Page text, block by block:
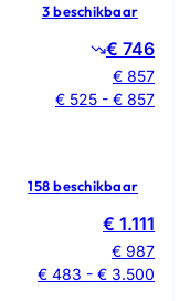
3 beschikbaar
€ 746
€ 857
€ 525 - € 857
158 beschikbaar
€ 1.111
€ 987
€ 483 - € 3.500